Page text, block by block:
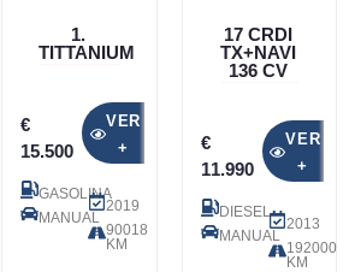
1.
TITTANIUM
€
15.500
VER
+
GASOLINA
MANUAL
2019
90018
KM
17 CRDI
TX+NAVI
136 CV
€
11.990
VER
+
DIESEL
MANUAL
2013
192000
KM